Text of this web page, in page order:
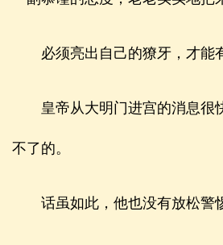
必须亮出自己的獠牙，才能有
皇帝从大明门进宫的消息很
不了的。
话虽如此，他也没有放松警惕